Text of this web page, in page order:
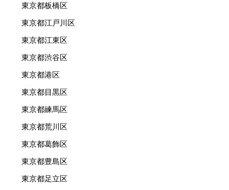
東京都板橋区
東京都江戸川区
東京都江東区
東京都渋谷区
東京都港区
東京都目黒区
東京都練馬区
東京都荒川区
東京都葛飾区
東京都豊島区
東京都足立区